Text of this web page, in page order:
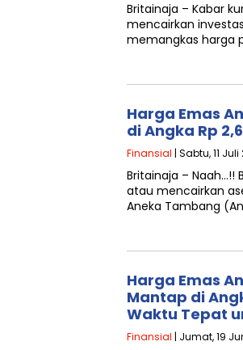
Britainaja – Kabar
mencairkan
memangkas harga
Harga Emas
di Angka Rp
Finansial | Sabtu, 11
Britainaja – Naah…!!
atau mencairkan
Aneka Tambang
Harga Emas
Mantap di
Waktu Tepat
Finansial | Jumat, 19